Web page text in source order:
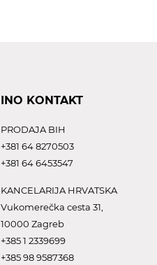
INO KONTAKT
PRODAJA BIH
+381 64 8270503
+381 64 6453547
KANCELARIJA HRVATSKA
Vukomerečka cesta 31,
10000 Zagreb
+385 1 2339699
+385 98 9587368